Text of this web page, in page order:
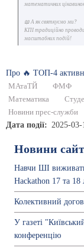
математичних
📖 А як святкуємо ми?
КПІ традиційно
масштабних подій!
Про 🔥 ТОП-4
МАтаТЙ
ФМФ
Математика
Новини прес-служби
Дата події 2025-03-
Новини
Навчи ШІ
Hackathon 17 та
Колективний
У газеті
конференцію